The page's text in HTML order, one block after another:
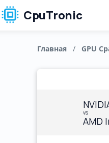
CpuTronic
Главная / GPU
vs
AMD